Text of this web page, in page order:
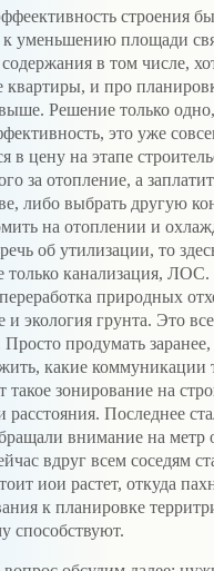
строения
уменьшению площади
в том числе,
квартиры, и про
Решение только
это уже
в цену на этапе
за отопление, а
либо выбрать другую
на отоплении и
об утилизации, то
только канализация,
природных
и экология грунта. Это
Просто продумать заранее,
какие коммуникации
такое зонирование на
Последнее
внимание на метр
вдруг всем соседям
иои растет, откуда
к планировке
способствуют.